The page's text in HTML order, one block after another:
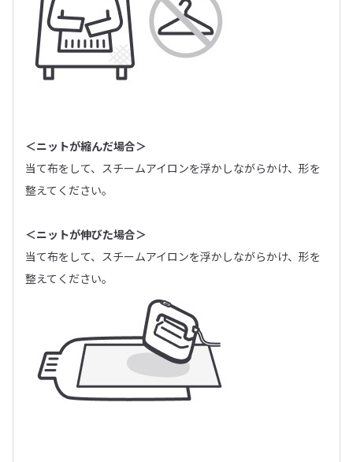
＜ニットが縮んだ場合＞
当て布をして、スチームアイロンを浮かしながらかけ、形を
整えてください。
＜ニットが伸びた場合＞
当て布をして、スチームアイロンを浮かしながらかけ、形を
整えてください。